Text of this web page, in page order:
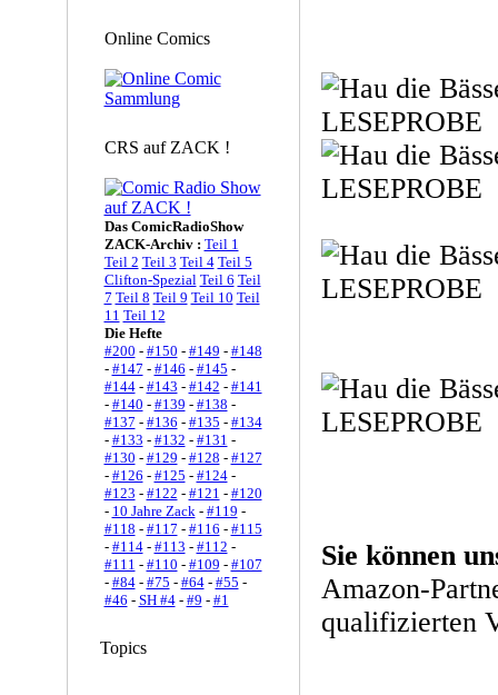
Online Comics
CRS auf ZACK !
Das ComicRadioShow
ZACK-Archiv : Teil 1
Teil 2 Teil 3 Teil 4 Teil 5
Clifton-Spezial Teil 6 Teil
7 Teil 8 Teil 9 Teil 10 Teil
11 Teil 12
Die Hefte
#200 - #150 - #149 - #148
- #147 - #146 - #145 -
#144- #143 - #142 - #141
- #140 - #139 - #138 -
#137 - #136 - #135 - #134
- #133 - #132 - #131 -
#130 - #129 - #128 - #127
- #126 - #125 - #124-
#123 - #122 - #121 - #120
- 10 Jahre Zack- #119 -
#118 - #117 - #116 - #115
- #114- #113 - #112 -
#111 - #110 - #109 - #107
- #84- #75 - #64- #55 -
#46 - SH #4- #9 - #1
Topics
Sie können
Amazon-
qualifizierten